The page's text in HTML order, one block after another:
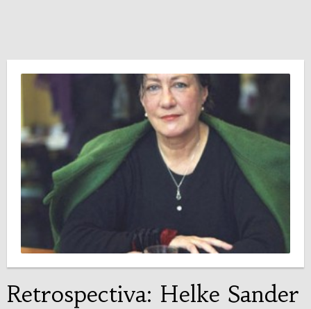
Retrospectiva: Helke Sander